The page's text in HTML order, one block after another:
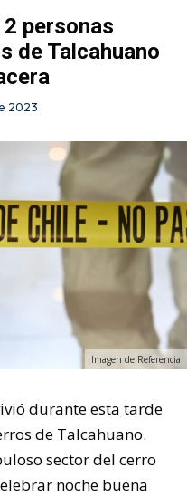
personas
de Talcahuano
2023
Imagen de Referencia
durante esta tarde
de Talcahuano.
sector del cerro
noche buena